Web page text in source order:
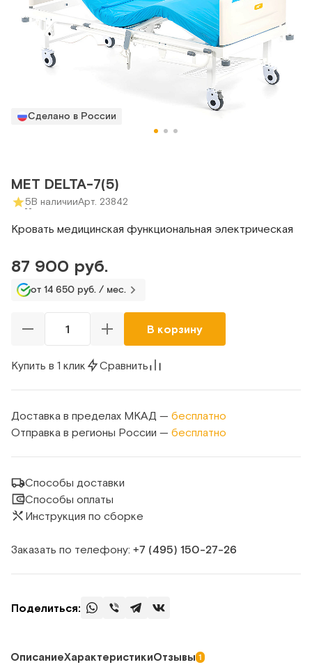
Сделано в России
МЕТ DELTA-7(5)
5В наличииАрт. 23842
Кровать медицинская функциональная электрическая
87 900 руб.
от 14 650 руб. / мес.
В корзину
Купить в 1 клик Сравнить
Доставка в пределах МКАД — бесплатно
Отправка в регионы России — бесплатно
Способы доставки
Способы оплаты
Инструкция по сборке
Заказать по телефону: +7 (495) 150‑27‑26
Поделиться:
ОписаниеХарактеристикиОтзывы 1